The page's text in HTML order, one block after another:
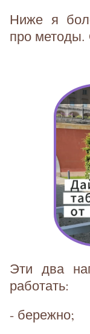
Ниже я
про методы.
Эти два
работать:
- бережно;